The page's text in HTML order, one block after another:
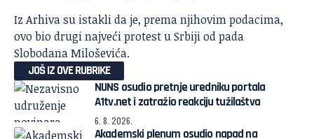
Iz Arhiva su istakli da je, prema njihovim podacima,
ovo bio drugi najveći protest u Srbiji od pada
Slobodana Miloševića.
JOŠ IZ OVE RUBRIKE
NUNS osudio pretnje uredniku portala
A1tv.net i zatražio reakciju tužilaštva
6. 8. 2026.
Akademski plenum osudio napad na